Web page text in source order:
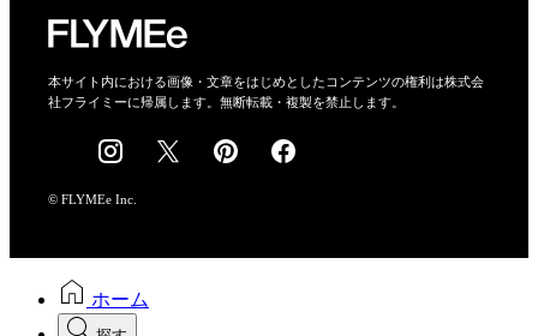
会社概要
採用情報
本サイト内における画像・文章をはじめとしたコンテンツの権利は株式会
社フライミーに帰属します。無断転載・複製を禁止します。
© FLYMEe Inc.
ホーム